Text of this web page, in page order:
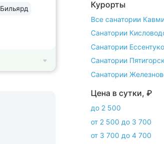
Бильярд Курорты
Все санатории
Санатории
Санатории
Санатории
Санатории
Цена в сутки, ₽
до 2 500
от 2 500 до 3 700
от 3 700 до 4 700